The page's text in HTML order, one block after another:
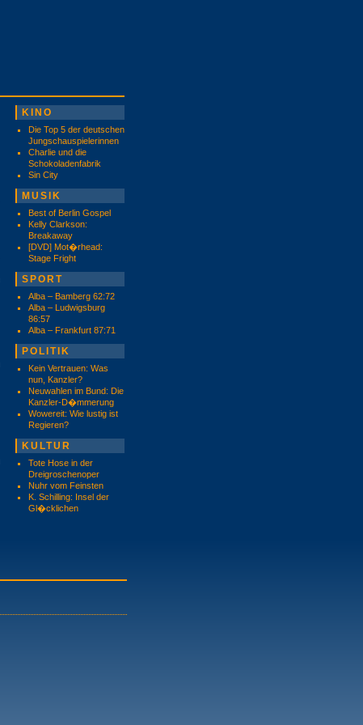
KINO
Die Top 5 der deutschen
Jungschauspielerinnen
Charlie und die
Schokoladenfabrik
Sin City
MUSIK
Best of Berlin Gospel
Kelly Clarkson:
Breakaway
[DVD] Mot�rhead:
Stage Fright
SPORT
Alba – Bamberg 62:72
Alba – Ludwigsburg
86:57
Alba – Frankfurt 87:71
POLITIK
Kein Vertrauen: Was
nun, Kanzler?
Neuwahlen im Bund: Die
Kanzler-D�mmerung
Wowereit: Wie lustig ist
Regieren?
KULTUR
Tote Hose in der
Dreigroschenoper
Nuhr vom Feinsten
K. Schilling: Insel der
Gl�cklichen